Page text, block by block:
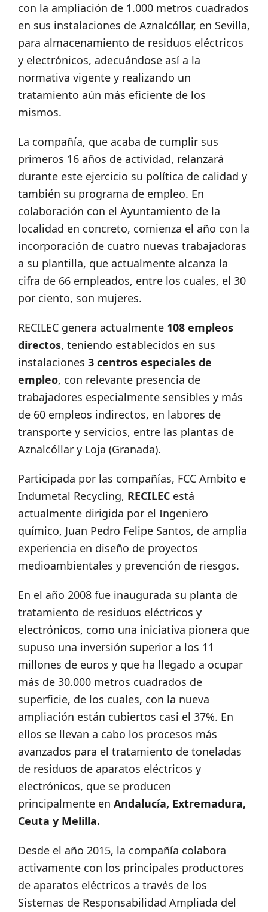
con la ampliación de 1.000 metros cuadrados
en sus instalaciones de Aznalcóllar, en Sevilla,
para almacenamiento de residuos eléctricos
y electrónicos, adecuándose así a la
normativa vigente y realizando un
tratamiento aún más eficiente de los
mismos.
La compañía, que acaba de cumplir sus
primeros 16 años de actividad, relanzará
durante este ejercicio su política de calidad y
también su programa de empleo. En
colaboración con el Ayuntamiento de la
localidad en concreto, comienza el año con la
incorporación de cuatro nuevas trabajadoras
a su plantilla, que actualmente alcanza la
cifra de 66 empleados, entre los cuales, el 30
por ciento, son mujeres.
RECILEC genera actualmente 108 empleos
directos, teniendo establecidos en sus
instalaciones 3 centros especiales de
empleo, con relevante presencia de
trabajadores especialmente sensibles y más
de 60 empleos indirectos, en labores de
transporte y servicios, entre las plantas de
Aznalcóllar y Loja (Granada).
Participada por las compañías, FCC Ambito e
Indumetal Recycling, RECILEC está
actualmente dirigida por el Ingeniero
químico, Juan Pedro Felipe Santos, de amplia
experiencia en diseño de proyectos
medioambientales y prevención de riesgos.
En el año 2008 fue inaugurada su planta de
tratamiento de residuos eléctricos y
electrónicos, como una iniciativa pionera que
supuso una inversión superior a los 11
millones de euros y que ha llegado a ocupar
más de 30.000 metros cuadrados de
superficie, de los cuales, con la nueva
ampliación están cubiertos casi el 37%. En
ellos se llevan a cabo los procesos más
avanzados para el tratamiento de toneladas
de residuos de aparatos eléctricos y
electrónicos, que se producen
principalmente en Andalucía, Extremadura,
Ceuta y Melilla.
Desde el año 2015, la compañía colabora
activamente con los principales productores
de aparatos eléctricos a través de los
Sistemas de Responsabilidad Ampliada del